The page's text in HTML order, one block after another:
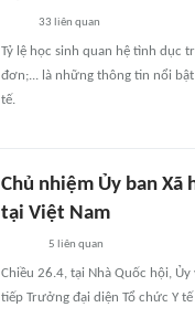
33 liên quan
Tỷ lệ học sinh quan hệ tình dục
đơn;... là những thông tin nổi
tế.
Chủ nhiệm Ủy ban
tại Việt Nam
5 liên quan
Chiều 26.4, tại Nhà Quốc hội,
tiếp Trưởng đại diện Tổ chức Y